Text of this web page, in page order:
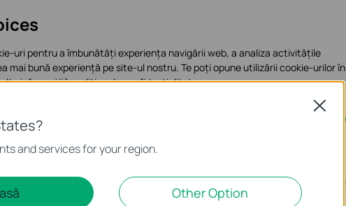
frecvente
Limba:Engleză Dimensiune Fişier:
and services for your region.
Other Option
Close
uri pentru a îmbunătăți experiența navigării web, a analiza activitățile
mai bună experiență pe site-ul nostru. Te poți opune utilizării cookie-urilor în
informații înpolitica de confidențialitate.
pentru funcționarea site-ului web și nu pot fi dezactivate în sistemele tale
și marketing